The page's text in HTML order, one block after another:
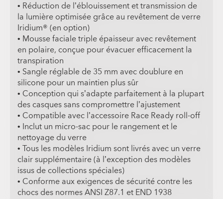
• Réduction de l’éblouissement et transmission de
la lumière optimisée grâce au revêtement de verre
Iridium® (en option)
• Mousse faciale triple épaisseur avec revêtement
en polaire, conçue pour évacuer efficacement la
transpiration
• Sangle réglable de 35 mm avec doublure en
silicone pour un maintien plus sûr
• Conception qui s’adapte parfaitement à la plupart
des casques sans compromettre l’ajustement
• Compatible avec l’accessoire Race Ready roll-off
• Inclut un micro-sac pour le rangement et le
nettoyage du verre
• Tous les modèles Iridium sont livrés avec un verre
clair supplémentaire (à l’exception des modèles
issus de collections spéciales)
• Conforme aux exigences de sécurité contre les
chocs des normes ANSI Z87.1 et END 1938